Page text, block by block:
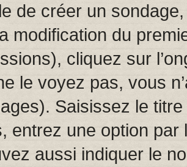
de créer un
modification du
cliquez sur
le voyez pas, vous
Saisissez le
entrez une option
aussi indiquer le